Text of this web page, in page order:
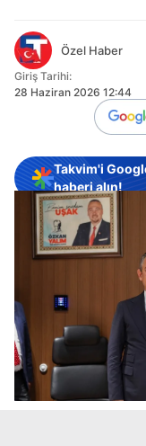
Özel Haber
Giriş Tarihi:
28 Haziran 2026 12:44
Takvim'i
haberi alın!